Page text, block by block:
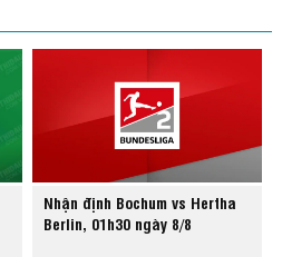
Nhận định Bochum vs Hertha
Berlin, 01h30 ngày 8/8